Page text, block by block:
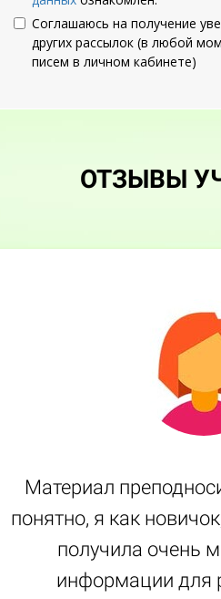
Соглашаюсь на получение
других рассылок (в любой
писем в личном кабинете)
ОТЗЫВЫ
Материал
понятно, я как
получила очень
информации для